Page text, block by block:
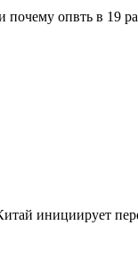
опвть в 19
инициирует